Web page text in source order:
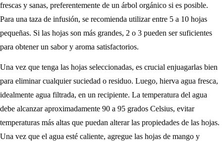
frescas y sanas, preferentemente de un árbol orgánico si es posible.
Para una taza de infusión, se recomienda utilizar entre 5 a 10 hojas
pequeñas. Si las hojas son más grandes, 2 o 3 pueden ser suficientes
para obtener un sabor y aroma satisfactorios.
Una vez que tenga las hojas seleccionadas, es crucial enjuagarlas bien
para eliminar cualquier suciedad o residuo. Luego, hierva agua fresca,
idealmente agua filtrada, en un recipiente. La temperatura del agua
debe alcanzar aproximadamente 90 a 95 grados Celsius, evitar
temperaturas más altas que puedan alterar las propiedades de las hojas.
Una vez que el agua esté caliente, agregue las hojas de mango y